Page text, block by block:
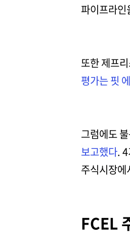
파이프라인
또한 제프
평가는 핏
그럼에도
보고했다.
주식시장에
FCEL